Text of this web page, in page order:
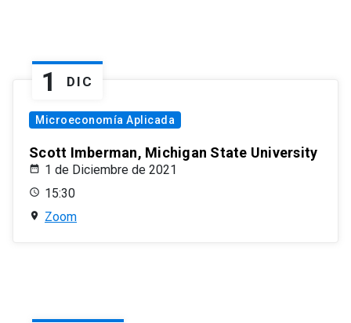
1 DIC
Microeconomía Aplicada
Scott Imberman, Michigan State University
1 de Diciembre de 2021
15:30
Zoom